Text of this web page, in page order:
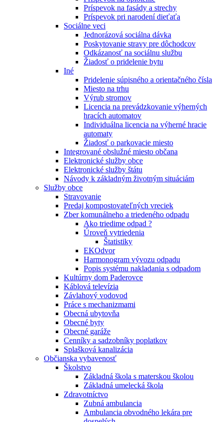
Príspevok na fasády a strechy
Príspevok pri narodení dieťaťa
Sociálne veci
Jednorázová sociálna dávka
Poskytovanie stravy pre dôchodcov
Odkázanosť na sociálnu službu
Žiadosť o pridelenie bytu
Iné
Pridelenie súpisného a orientačného čísla
Miesto na trhu
Výrub stromov
Licencia na prevádzkovanie výherných
hracích automatov
Individuálna licencia na výherné hracie
automaty
Žiadosť o parkovacie miesto
Integrované obslužné miesto občana
Elektronické služby obce
Elektronické služby štátu
Návody k základným životným situáciám
Služby obce
Stravovanie
Predaj kompostovateľných vreciek
Zber komunálneho a triedeného odpadu
Ako triedime odpad ?
Úroveň vytriedenia
Štatistiky
EKOdvor
Harmonogram vývozu odpadu
Popis systému nakladania s odpadom
Kultúrny dom Paderovce
Káblová televízia
Závlahový vodovod
Práce s mechanizmami
Obecná ubytovňa
Obecné byty
Obecné garáže
Cenníky a sadzobníky poplatkov
Splašková kanalizácia
Občianska vybavenosť
Školstvo
Základná škola s materskou školou
Základná umelecká škola
Zdravotníctvo
Zubná ambulancia
Ambulancia obvodného lekára pre